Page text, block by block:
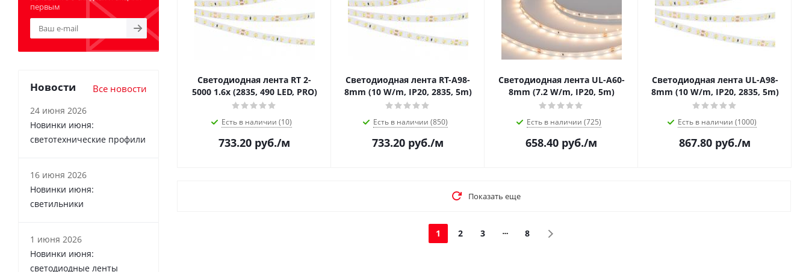
Светодиодная лента RT 2-
5000 1.6x (2835, 490 LED, PRO)
Есть в наличии (10)
733.20 руб./м
Светодиодная лента RT-A98-
8mm (10 W/m, IP20, 2835, 5m)
Есть в наличии (850)
733.20 руб./м
Светодиодная лента UL-A60-
8mm (7.2 W/m, IP20, 5m)
Есть в наличии (725)
658.40 руб./м
Светодиодная лента UL-A98-
8mm (10 W/m, IP20, 2835, 5m)
Есть в наличии (1000)
867.80 руб./м
Показать еще
1 2 3 8
первым
Новости Все новости
24 июня 2026
Новинки июня:
светотехнические профили
16 июня 2026
Новинки июня:
светильники
1 июня 2026
Новинки июня:
светодиодные ленты